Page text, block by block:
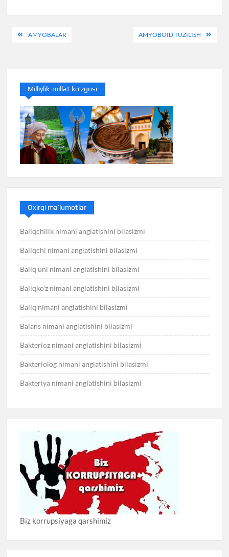
PostAMYOBALAR AMYOBOID TUZILISH
Milliylik-millat ko’zgusi
Oxirgi ma’lumotlar
Baliqchilik nimani anglatishini bilasizmi
Baliqchi nimani anglatishini bilasizmi
Baliq uni nimani anglatishini bilasizmi
Baliqko’z nimani anglatishini bilasizmi
Baliq nimani anglatishini bilasizmi
Balans nimani anglatishini bilasizmi
Bakterioz nimani anglatishini bilasizmi
Bakteriolog nimani anglatishini bilasizmi
Bakteriya nimani anglatishini bilasizmi
Biz korrupsiyaga qarshimiz